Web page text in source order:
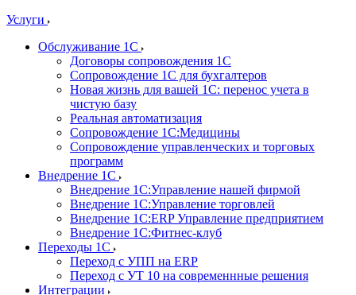
Услуги
Обслуживание 1С
Договоры сопровождения 1С
Сопровождение 1С для бухгалтеров
Новая жизнь для вашей 1С: перенос учета в
чистую базу
Реальная автоматизация
Сопровождение 1С:Медицины
Сопровождение управленческих и торговых
программ
Внедрение 1С
Внедрение 1С:Управление нашей фирмой
Внедрение 1С:Управление торговлей
Внедрение 1С:ERP Управление предприятием
Внедрение 1С:Фитнес-клуб
Переходы 1С
Переход с УПП на ERP
Переход с УТ 10 на современнные решения
Интеграции